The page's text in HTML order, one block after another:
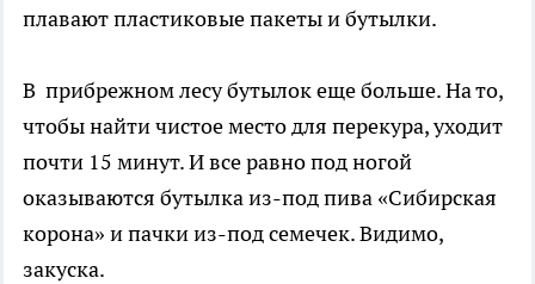
плавают пластиковые пакеты и бутылки.
В прибрежном лесу бутылок еще больше. На то,
чтобы найти чистое место для перекура, уходит
почти 15 минут. И все равно под ногой
оказываются бутылка из-под пива «Сибирская
корона» и пачки из-под семечек. Видимо,
закуска.